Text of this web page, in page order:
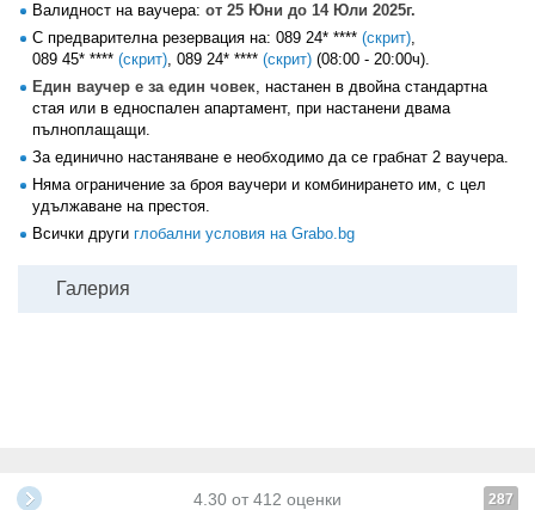
Валидност на ваучера: от 25 Юни до 14 Юли 2025г.
С предварителна резервация на: 089 24* **** (скрит),
089 45* **** (скрит), 089 24* **** (скрит) (08:00 - 20:00ч).
Един ваучер е за един човек, настанен в двойна стандартна
стая или в едноспален апартамент, при настанени двама
пълноплащащи.
За единично настаняване е необходимо да се грабнат 2 ваучера.
Няма ограничение за броя ваучери и комбинирането им, с цел
удължаване на престоя.
Всички други глобални условия на Grabo.bg
Галерия
4.30 от 412 оценки 287